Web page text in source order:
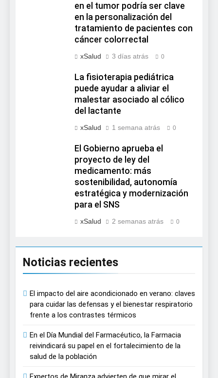
en el tumor podría ser clave
en la personalización del
tratamiento de pacientes con
cáncer colorrectal
xSalud 3 días atrás 0
La fisioterapia pediátrica
puede ayudar a aliviar el
malestar asociado al cólico
del lactante
xSalud 1 semana atrás 0
El Gobierno aprueba el
proyecto de ley del
medicamento: más
sostenibilidad, autonomía
estratégica y modernización
para el SNS
xSalud 2 semanas atrás 0
Noticias recientes
El impacto del aire acondicionado en verano: claves
para cuidar las defensas y el bienestar respiratorio
frente a los contrastes térmicos
En el Día Mundial del Farmacéutico, la Farmacia
reivindicará su papel en el fortalecimiento de la
salud de la población